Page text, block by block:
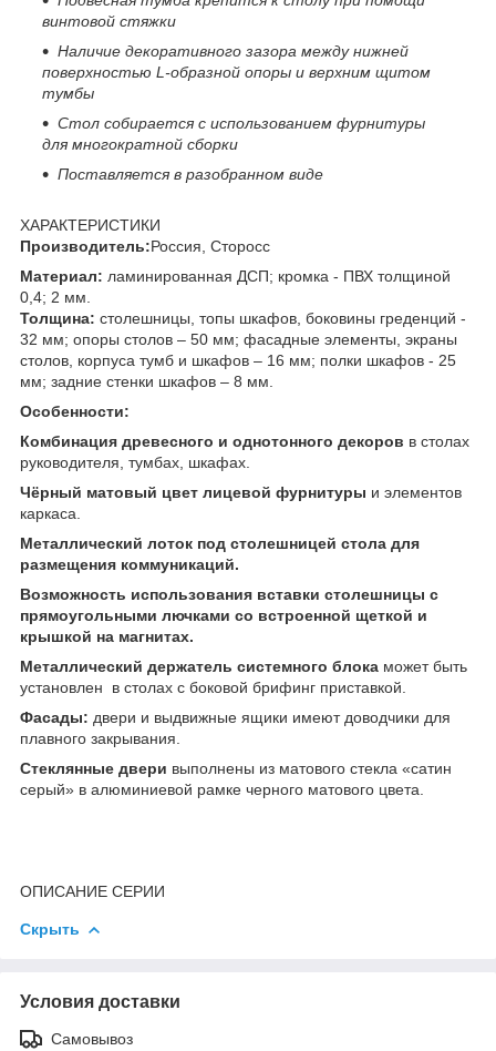
винтовой стяжки
Наличие декоративного зазора между нижней
поверхностью L -образной опоры и верхним щитом
тумбы
Стол собирается с использованием фурнитуры
для многократной сборки
Поставляется в разобранном виде
ХАРАКТЕРИСТИКИ
Производитель:Россия, Сторосс
Материал: ламинированная ДСП; кромка - ПВХ толщиной
0,4; 2 мм.
Толщина: столешницы, топы шкафов, боковины греденций -
32 мм; опоры столов – 50 мм; фасадные элементы, экраны
столов, корпуса тумб и шкафов – 16 мм; полки шкафов - 25
мм; задние стенки шкафов – 8 мм.
Особенности:
Комбинация древесного и однотонного декоров в столах
руководителя, тумбах, шкафах.
Чёрный матовый цвет лицевой фурнитуры и элементов
каркаса.
Металлический лоток под столешницей стола для
размещения коммуникаций.
Возможность использования вставки столешницы с
прямоугольными лючками со встроенной щеткой и
крышкой на магнитах.
Металлический держатель системного блока может быть
установлен в столах с боковой брифинг приставкой.
Фасады: двери и выдвижные ящики имеют доводчики для
плавного закрывания.
Стеклянные двери выполнены из матового стекла «сатин
серый» в алюминиевой рамке черного матового цвета.
ОПИСАНИЕ СЕРИИ
Скрыть
Условия доставки
Самовывоз